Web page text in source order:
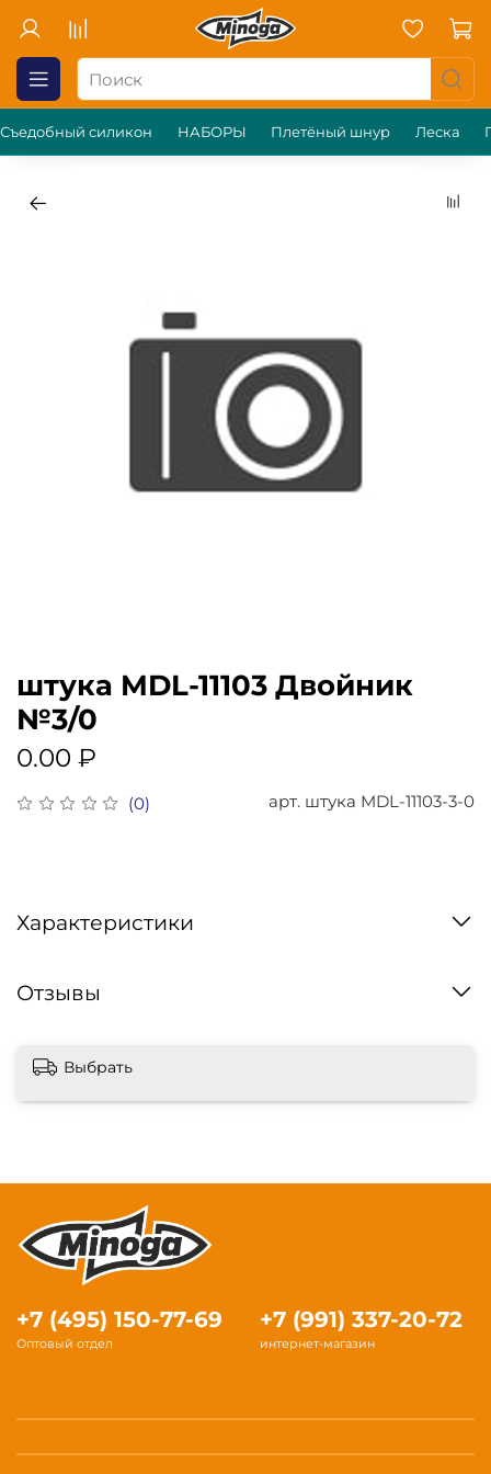
Съедобный силикон НАБОРЫ Плетёный шнур Леска
(0) арт. штука MDL-11103-3-0
штука MDL-11103 Двойник
№3/0
0.00 ₽
Характеристики
Отзывы
Выбрать
+7 (495) 150-77-69
Оптовый отдел
+7 (991) 337-20-72
интернет-магазин